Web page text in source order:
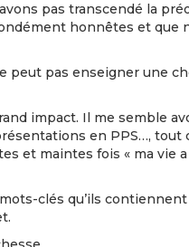
pas transcendé la
honnêtes et que
peut pas enseigner une
impact. Il me semble
en PPS…, tout
et maintes fois « ma vie
clés qu’ils contiennent